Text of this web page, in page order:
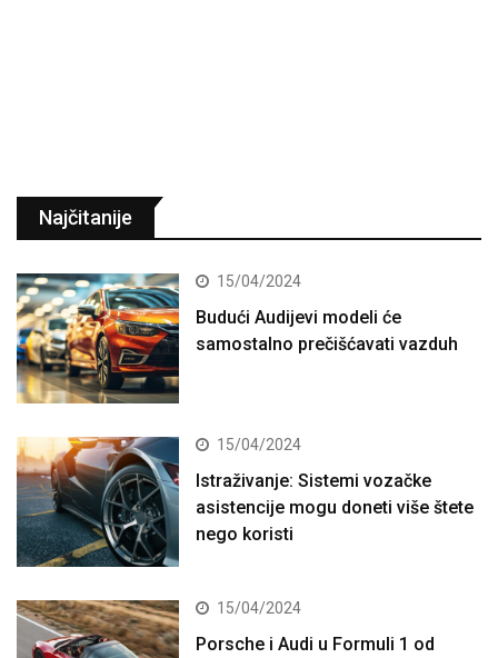
Najčitanije
15/04/2024
Budući Audijevi modeli će
samostalno prečišćavati vazduh
15/04/2024
Istraživanje: Sistemi vozačke
asistencije mogu doneti više štete
nego koristi
15/04/2024
Porsche i Audi u Formuli 1 od